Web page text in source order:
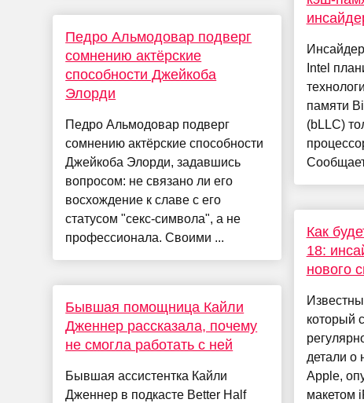
Педро Альмодовар подверг
сомнению актёрские
способности Джейкоба
Элорди
Педро Альмодовар подверг
сомнению актёрские способности
Джейкоба Элорди, задавшись
вопросом: не связано ли его
восхождение к славе с его
статусом "секс-символа", а не
профессионала. Своими ...
Бывшая помощница Кайли
Дженнер рассказала, почему
не смогла работать с ней
Бывшая ассистентка Кайли
Дженнер в подкасте Better Half
Intel
памяти
(bLLC)
Как
18:
нового
который
детали о
Apple,
макетом